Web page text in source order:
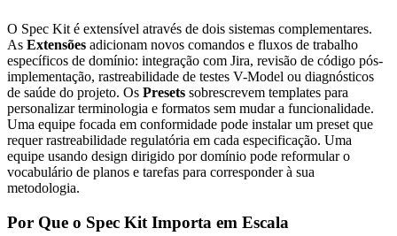
O Spec Kit é extensível através de dois sistemas complementares.
As Extensões adicionam novos comandos e fluxos de trabalho
específicos de domínio: integração com Jira, revisão de código pós-
implementação, rastreabilidade de testes V-Model ou diagnósticos
de saúde do projeto. Os Presets sobrescrevem templates para
personalizar terminologia e formatos sem mudar a funcionalidade.
Uma equipe focada em conformidade pode instalar um preset que
requer rastreabilidade regulatória em cada especificação. Uma
equipe usando design dirigido por domínio pode reformular o
vocabulário de planos e tarefas para corresponder à sua
metodologia.
Por Que o Spec Kit Importa em Escala